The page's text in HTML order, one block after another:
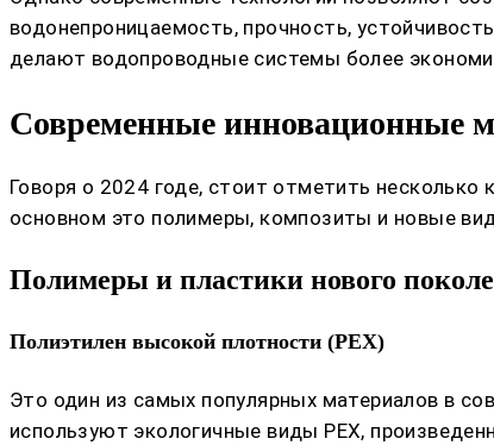
водонепроницаемость, прочность,
делают водопроводные системы более
Современные инновационные
Говоря о 2024 годе, стоит отметить
основном это полимеры, композиты и новые
Полимеры и пластики нового
Полиэтилен высокой плотности (PEX)
Это один из самых популярных материалов в
используют экологичные виды PEX,